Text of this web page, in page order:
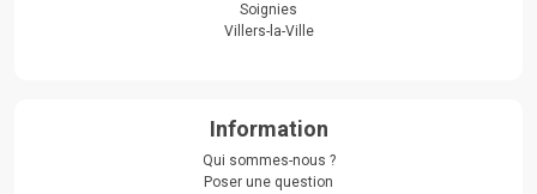
Soignies
Villers-la-Ville
Information
Qui sommes-nous ?
Poser une question